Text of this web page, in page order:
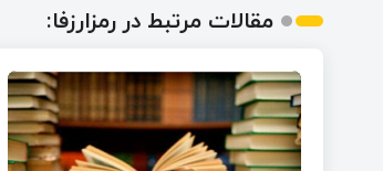
مقالات مرتبط در رمزارزفا: